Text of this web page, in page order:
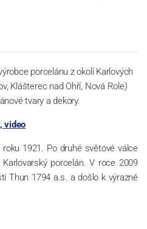
porcelánu z okolí Karlových
Klášterec nad Ohří, Nová Role)
tvary a dekory.
video
roku 1921. Po druhé světové válce
porcelán. V roce 2009
Thun 1794 a.s. a došlo k výrazné
umístěny i provoz servis a výroba